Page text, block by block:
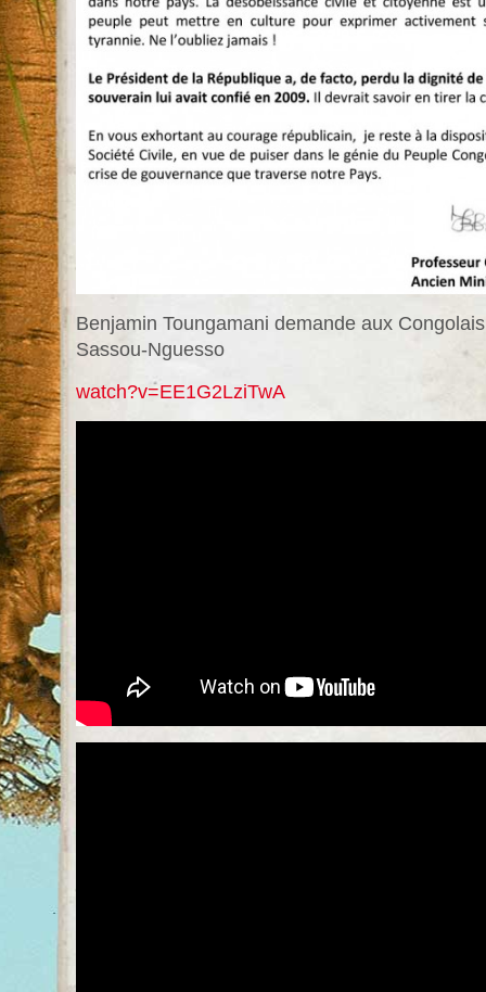
Benjamin Toungamani demande aux
Sassou-Nguesso
watch?v=EE1G2LziTwA